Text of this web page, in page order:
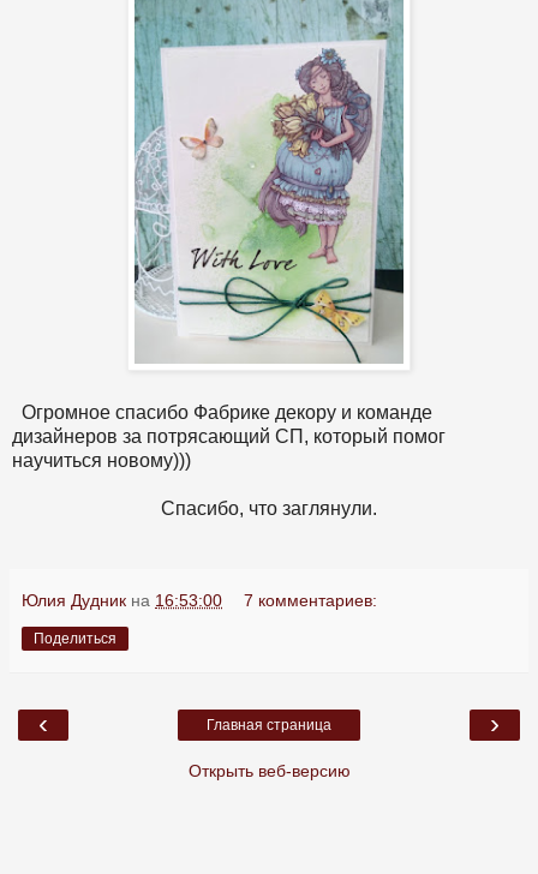
Огромное спасибо Фабрике декору и команде
дизайнеров за потрясающий СП, который помог
научиться новому)))
Спасибо, что заглянули.
Юлия Дудник на 16:53:00 7 комментариев:
Поделиться
‹ ›
Главная страница
Открыть веб-версию